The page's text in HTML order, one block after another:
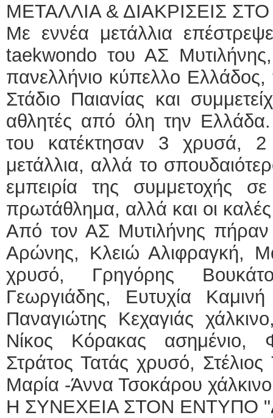
ΜΕΤΑΛΛΙΑ & ΔΙΑΚΡΙΣΕΙΣ
Με εννέα μετάλλια
taekwondo του ΑΣ
πανελλήνιο κύπελλο Ελλάδος,
Στάδιο Παιανίας και
αθλητές από όλη την Ελλάδα.
του κατέκτησαν 3 χρυσά, 2
μετάλλια, αλλά το
εμπειρία της συμμετοχής
πρωτάθλημα, αλλά και οι καλές
Από τον ΑΣ Μυτιλήνης πήραν
Αρώνης, Κλειώ Αλιφραγκή,
χρυσό, Γρηγόρης
Γεωργιάδης, Ευτυχία
Παναγιώτης Κεχαγιάς
Νίκος Κόρακας ασημένιο,
Στράτος Τατάς χρυσό,
Μαρία -Άννα Τσοκάρου
Η ΣΥΝΕΧΕΙΑ ΣΤΟΝ ΕΝΤΥΠΟ